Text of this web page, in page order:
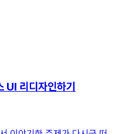
리디자인하기